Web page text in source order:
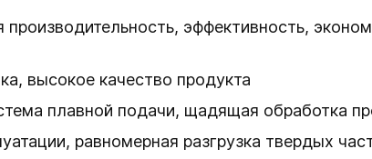
эффективность,
высокое качество продукта
плавной подачи, щадящая обработка
равномерная разгрузка твердых